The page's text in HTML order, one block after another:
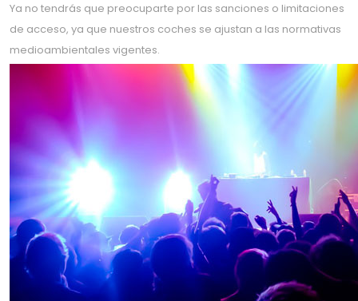
Ya no tendrás que preocuparte por las sanciones o limitaciones
de acceso, ya que nuestros coches se ajustan a las normativas
medioambientales vigentes.